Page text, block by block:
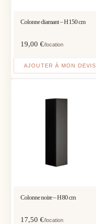
Colonne diamant – H 150 cm
19,00€/location
AJOUTER À MON DEVIS
Colonne noire – H 80 cm
17,50€/location